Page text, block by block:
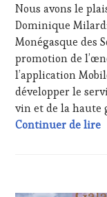
INVITATIONS
&
DÉGUSTATIONS,
WINE
TASTING,
MASTERCLASS ,
MÉDIAS,
PRESSE
ÉCRITE,
RADIO,
2023
Nous avons le
Dominique
Monégasque des
promotion de
l’application
développer le
vin et de la haute
Continuer de lire